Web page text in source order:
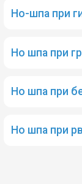
Но-шпа при
Но шпа при
Но шпа при
Но шпа при